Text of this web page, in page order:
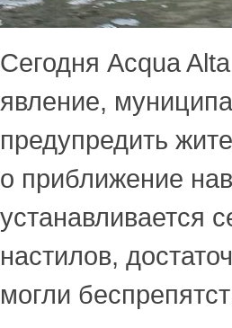
Сегодня Acqua
явление,
предупредить
о приближение
устанавливается
настилов,
могли